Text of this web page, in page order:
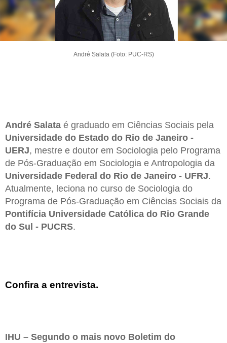
André Salata (Foto: PUC-RS)
André Salata é graduado em Ciências Sociais pela
Universidade do Estado do Rio de Janeiro -
UERJ, mestre e doutor em Sociologia pelo Programa
de Pós-Graduação em Sociologia e Antropologia da
Universidade Federal do Rio de Janeiro - UFRJ.
Atualmente, leciona no curso de Sociologia do
Programa de Pós-Graduação em Ciências Sociais da
Pontifícia Universidade Católica do Rio Grande
do Sul - PUCRS.
Confira a entrevista.
IHU – Segundo o mais novo Boletim do